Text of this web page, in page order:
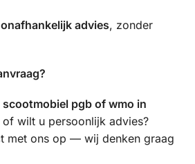
advies, zonder
scootmobiel pgb of wmo in
of wilt u persoonlijk advies?
met ons op — wij denken graag